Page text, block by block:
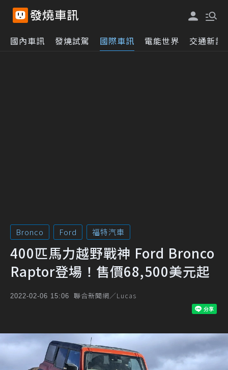
國內車訊 發燒試駕 國際車訊 電能世界 交通新訊
Bronco Ford 福特汽車
400匹馬力越野戰神 Ford Bronco
Raptor登場！售價68,500美元起
2022-02-06 15:06 聯合新聞網／Lucas